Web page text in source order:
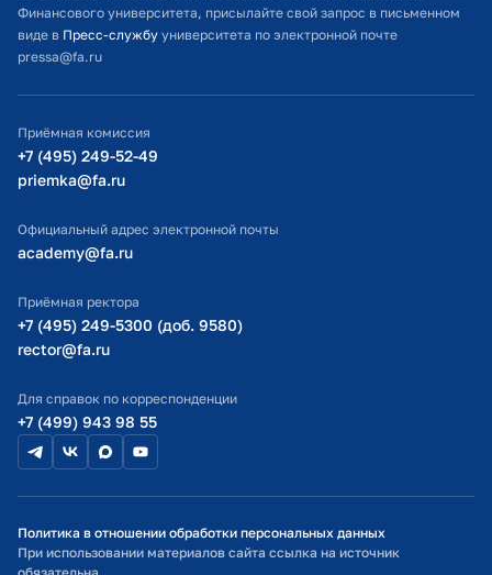
Студенческий офис
Официальный адрес электронной почты
Министерство просвещения РФ
Министерство науки и высшего образования РФ
Финансового университета, присылайте свой запрос в письменном
виде в Пресс-службу университета по электронной почте
pressa@fa.ru
Приёмная комиссия
+7 (495) 249-52-49
priemka@fa.ru
Официальный адрес электронной почты
academy@fa.ru
Приёмная ректора
+7 (495) 249-5300 (доб. 9580)
rector@fa.ru
Для справок по корреспонденции
+7 (499) 943 98 55
Политика в отношении обработки персональных данных
При использовании материалов сайта ссылка на источник